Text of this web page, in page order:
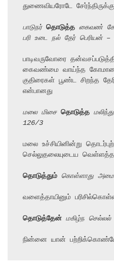
துணைவியரோடே
பாடுநர் தொடுத்த கைவண்
பரி உடை நல் தேர் பெரியன்
பாடிவருவோரை
கைவண்மை வாய்ந்த
குதிரைகள் பூண்ட சிறந்த
என்பானது
மலை மிசை தொடுத்த
126/3
மலை உச்சியினின்று
செல்லுதலையுடைய
தொடுத்தும் கொள்ளாது
வளைத்தாயினும்
தொடுத்தேன் மகிழ்ந
நின்னை யான்